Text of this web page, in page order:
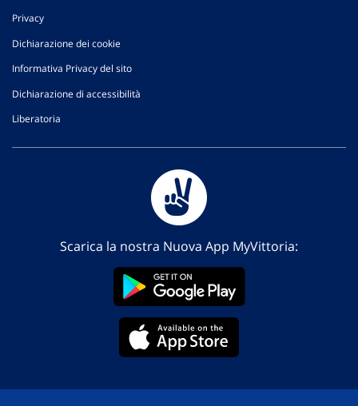
Privacy
Dichiarazione dei cookie
Informativa Privacy del sito
Dichiarazione di accessibilità
Liberatoria
Scarica la nostra Nuova App MyVittoria: